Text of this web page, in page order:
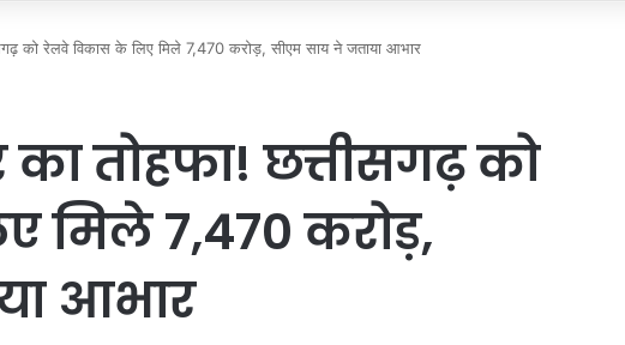
को रेलवे विकास के लिए मिले 7,470 करोड़, सीएम साय ने जताया आभार
तोहफा! छत्तीसगढ़ को
मिले 7,470 करोड़,
आभार